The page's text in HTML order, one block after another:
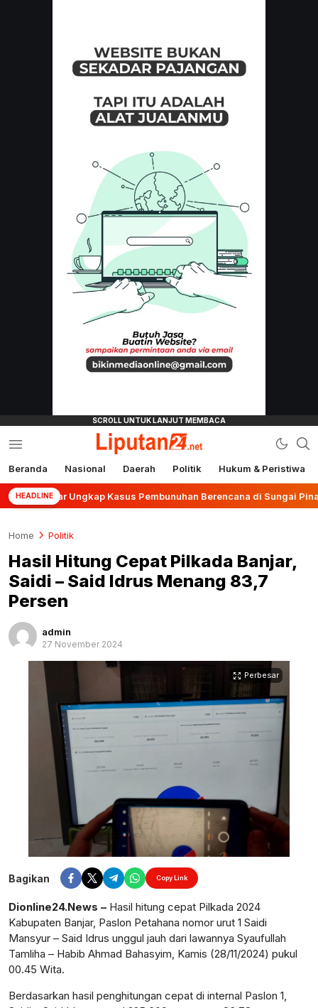
liputan24.net
Beranda Nasional Daerah Politik Hukum & Peristiwa
HEADLINE
Ungkap Kasus Pembunuhan Berencana di Sungai Pinang
Home Politik
Hasil Hitung Cepat Pilkada Banjar,
Saidi – Said Idrus Menang 83,7
Persen
admin
27 November 2024
Perbesar
Bagikan Copy Link
Dionline24.News – Hasil hitung cepat Pilkada 2024
Kabupaten Banjar, Paslon Petahana nomor urut 1 Saidi
Mansyur – Said Idrus unggul jauh dari lawannya Syaufullah
Tamliha – Habib Ahmad Bahasyim, Kamis (28/11/2024) pukul
00.45 Wita.
Berdasarkan hasil penghitungan cepat di internal Paslon 1,